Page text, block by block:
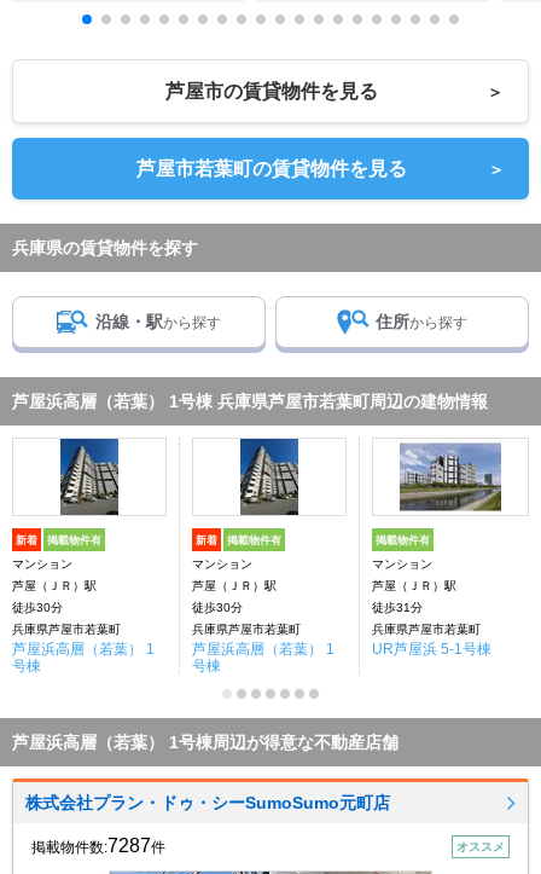
芦屋市の賃貸物件を見る ＞
芦屋市若葉町の賃貸物件を見る ＞
兵庫県の賃貸物件を探す
沿線・駅から探す 住所から探す
芦屋浜高層（若葉） 1号棟 兵庫県芦屋市若葉町周辺の建物情報
新着 掲載物件有
マンション
芦屋（ＪＲ）駅
徒歩30分
兵庫県芦屋市若葉町
芦屋浜高層（若葉） 1
号棟
新着 掲載物件有
マンション
芦屋（ＪＲ）駅
徒歩30分
兵庫県芦屋市若葉町
芦屋浜高層（若葉） 1
号棟
掲載物件有
マンション
芦屋（ＪＲ）駅
徒歩31分
兵庫県芦屋市若葉町
UR芦屋浜 5-1号棟
芦屋浜高層（若葉） 1号棟周辺が得意な不動産店舗
株式会社プラン・ドゥ・シーSumoSumo元町店
掲載物件数:7287件 オススメ